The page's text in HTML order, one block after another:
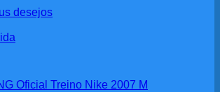
desejos
Oficial Treino Nike 2007 M